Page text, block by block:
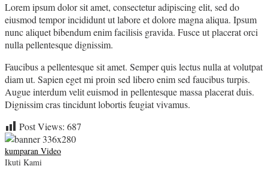
Lorem ipsum dolor sit amet, consectetur adipiscing elit, sed do
eiusmod tempor incididunt ut labore et dolore magna aliqua. Ipsum
nunc aliquet bibendum enim facilisis gravida. Fusce ut placerat orci
nulla pellentesque dignissim.
Faucibus a pellentesque sit amet. Semper quis lectus nulla at volutpat
diam ut. Sapien eget mi proin sed libero enim sed faucibus turpis.
Augue interdum velit euismod in pellentesque massa placerat duis.
Dignissim cras tincidunt lobortis feugiat vivamus.
Post Views: 687
kumparan Video
Ikuti Kami